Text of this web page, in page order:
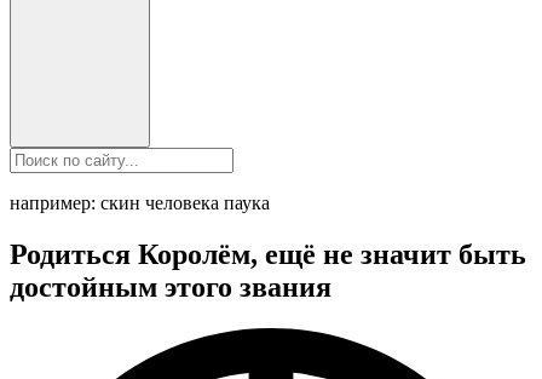
например: скин человека паука
Родиться Королём, ещё не значит быть
достойным этого звания